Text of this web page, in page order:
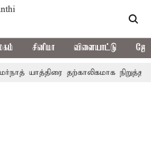
சினிமா விளையாட்டு
தற்காலிகமாக நிறுத்தம்